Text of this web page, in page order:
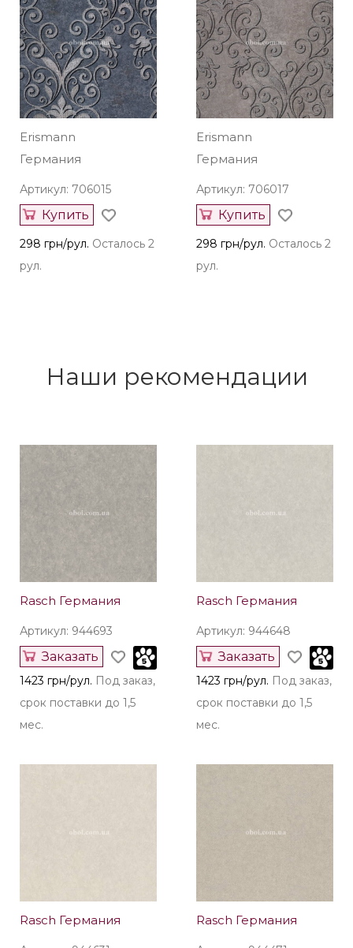
Erismann
Германия
Артикул: 706015
Купить
298 грн/рул. Осталось 2
рул.
Erismann
Германия
Артикул: 706017
Купить
298 грн/рул. Осталось 2
рул.
Наши рекомендации
Rasch Германия
Артикул: 944693
Заказать
1423 грн/рул. Под заказ,
срок поставки до 1,5
мес.
Rasch Германия
Артикул: 944648
Заказать
1423 грн/рул. Под заказ,
срок поставки до 1,5
мес.
Rasch Германия Rasch Германия